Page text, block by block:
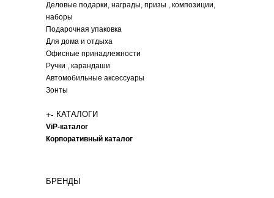
Деловые подарки, награды, призы , композиции,
наборы
Подарочная упаковка
Для дома и отдыха
Офисные принадлежности
Ручки , карандаши
Автомобильные аксессуары
Зонты
+- КАТАЛОГИ
ViP-каталог
Корпоративный каталог
БРЕНДЫ